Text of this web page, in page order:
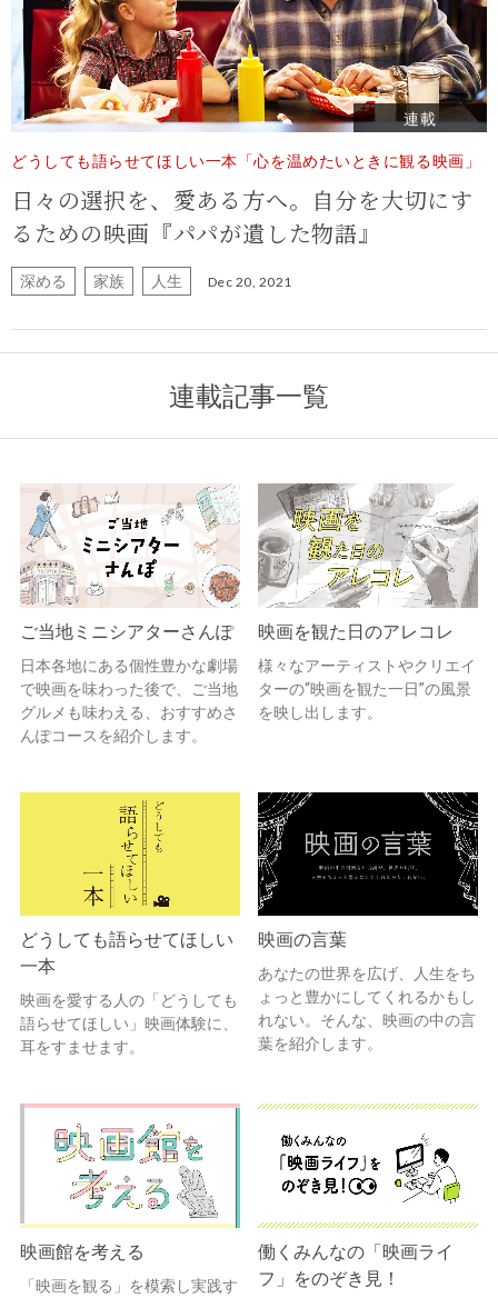
連載
どうしても語らせてほしい一本「心を温めたいときに観る映画」
日々の選択を、愛ある方へ。自分を大切にす
るための映画『パパが遺した物語』
深める 家族 人生 Dec 20, 2021
連載記事一覧
ご当地ミニシアターさんぽ
日本各地にある個性豊かな劇場
で映画を味わった後で、ご当地
グルメも味わえる、おすすめさ
んぽコースを紹介します。
映画を観た日のアレコレ
様々なアーティストやクリエイ
ターの“映画を観た一日”の風景
を映し出します。
どうしても語らせてほしい
一本
映画を愛する人の「どうしても
語らせてほしい」映画体験に、
耳をすませます。
映画の言葉
あなたの世界を広げ、人生をち
ょっと豊かにしてくれるかもし
れない。そんな、映画の中の言
葉を紹介します。
映画館を考える
「映画を観る」を模索し実践す
働くみんなの「映画ライ
フ」をのぞき見！